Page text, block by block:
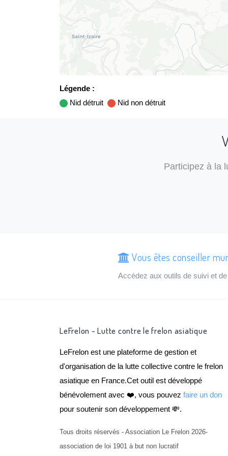
Légende :
Nid détruit
Nid non détruit
Participez à la
Vous êtes conseiller
Accédez aux outils de suivi et
LeFrelon - Lutte contre le frelon asiatique
LeFrelon est une plateforme de gestion et
d'organisation de la lutte collective contre le frelon
asiatique en France.Cet outil est développé
bénévolement avec ❤️, vous pouvez faire un don
pour soutenir son développement 💸.
Tous droits réservés - Association Le Frelon 2026-
association de loi 1901 à but non lucratif